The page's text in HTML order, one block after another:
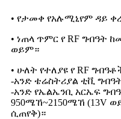
• የታመቀ የአሉሚኒየም ዳይ
• ነጠላ ጥምር የ RF ግብዓት
ወይም።
• ሁለት የተለያዩ የ RF
-አንድ ቴሬስትሪያል ቲቪ
-አንድ የኤልኤንቢ አርኤፍ
950ሜኸ~2150ሜኸ (13V
ሲጠየቅ)።